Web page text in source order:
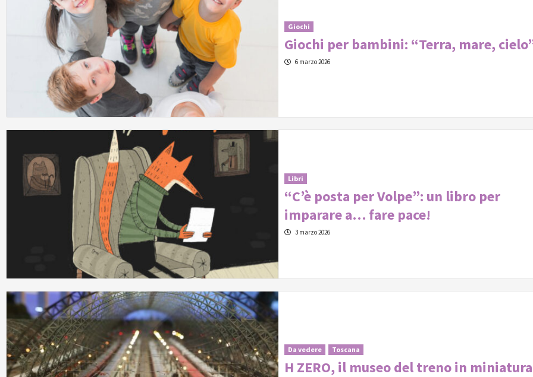
Giochi
Giochi per bambini: “Terra, mare,
6 marzo 2026
Libri
“C’è posta per Volpe”: un libro per
imparare a… fare pace!
3 marzo 2026
Da vedere Toscana
H ZERO, il museo del treno in miniatura